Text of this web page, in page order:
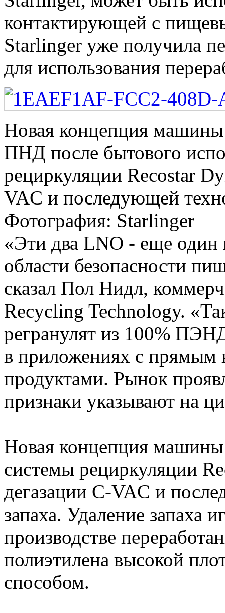
контактирующей с
Starlinger уже получила
для использования
Новая концепция
ПНД после бытового
рециркуляции Recostar
VAC и последующей
Фотография: Starlinger
«Эти два LNO - еще
области безопасности
сказал Пол Нидл,
Recycling Technology.
регранулят из 100%
в приложениях с прямым
продуктами. Рынок
признаки указывают на
Новая концепция машины
системы рециркуляции
дегазации C-VAC и
запаха. Удаление запаха
производстве
полиэтилена высокой
способом.